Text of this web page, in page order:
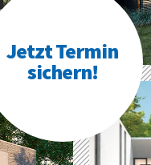
Jetzt Termin
sichern!